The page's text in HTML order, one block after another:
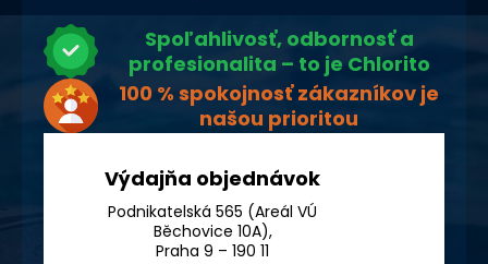
Spoľahlivosť, odbornosť a
profesionalita – to je Chlorito
100 % spokojnosť zákazníkov je
našou prioritou
Výdajňa objednávok
Podnikatelská 565 (Areál VÚ
Běchovice 10A),
Praha 9 – 190 11